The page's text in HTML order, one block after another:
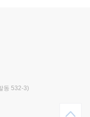
동 532-3)